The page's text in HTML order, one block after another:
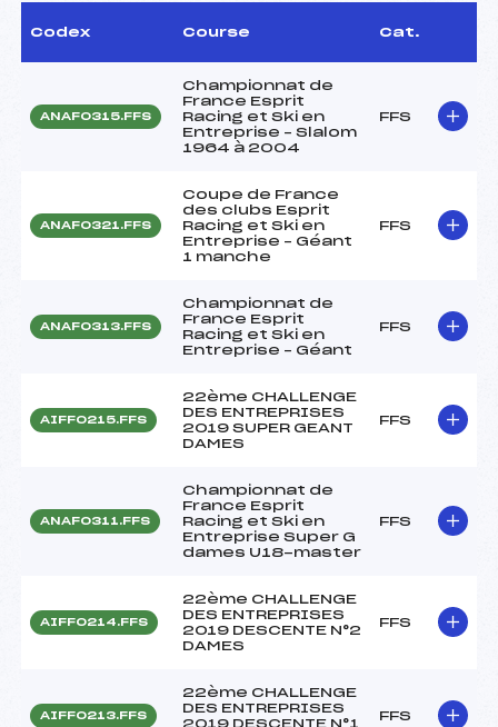
Codex Course Cat.
ANAF0315.FFS
Championnat de
France Esprit
Racing et Ski en
Entreprise – Slalom
1964 à 2004
FFS
ANAF0321.FFS
Coupe de France
des clubs Esprit
Racing et Ski en
Entreprise – Géant
1 manche
FFS
ANAF0313.FFS
Championnat de
France Esprit
Racing et Ski en
Entreprise – Géant
FFS
AIFF0215.FFS
22ème CHALLENGE
DES ENTREPRISES
2019 SUPER GEANT
DAMES
FFS
ANAF0311.FFS
Championnat de
France Esprit
Racing et Ski en
Entreprise Super G
dames U18-master
FFS
AIFF0214.FFS
22ème CHALLENGE
DES ENTREPRISES
2019 DESCENTE N°2
DAMES
FFS
AIFF0213.FFS
22ème CHALLENGE
DES ENTREPRISES
2019 DESCENTE N°1
FFS